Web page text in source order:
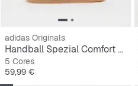
adidas Originals
Handball Spezial Comfort Closure Elastic Lace Crianças Pequenas
5 Cores
Preço
59,99 €